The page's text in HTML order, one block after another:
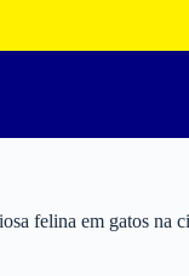
felina em gatos na